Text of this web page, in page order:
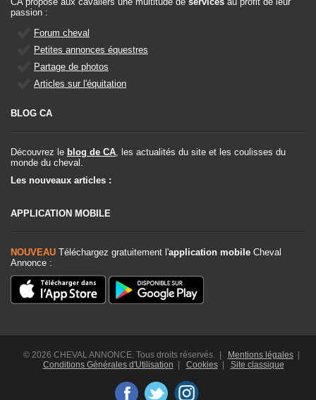
passion :
Forum cheval
Petites annonces équestres
Partage de photos
Articles sur l'équitation
BLOG CA
Découvrez le blog de CA, les actualités du site et les coulisses du
monde du cheval.
Les nouveaux articles :
APPLICATION MOBILE
NOUVEAU Téléchargez gratuitement l'application mobile Cheval
Annonce :
© 2026 CHEVAL ANNONCE. Tous droits réservés. | Mentions légales|
Conditions Générales d'Utilisation
Cookies| Site classique